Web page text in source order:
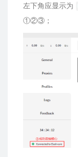
左下角应显示为
①②③；